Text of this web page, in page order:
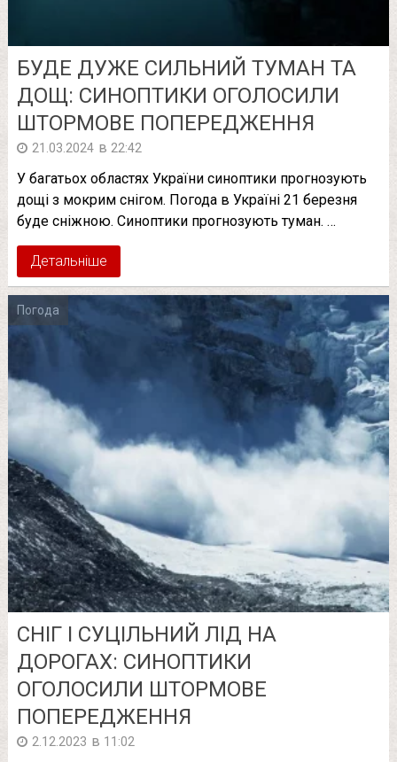
БУДЕ ДУЖЕ СИЛЬНИЙ ТУМАН ТА
ДОЩ: СИНОПТИКИ ОГОЛОСИЛИ
ШТОРМОВЕ ПОПЕРЕДЖЕННЯ
21.03.2024 в 22:42
У багатьох областях України синоптики прогнозують
дощі з мокрим снігом. Погода в Україні 21 березня
буде сніжною. Синоптики прогнозують туман. …
Детальніше
Погода
СНІГ І СУЦІЛЬНИЙ ЛІД НА
ДОРОГАХ: СИНОПТИКИ
ОГОЛОСИЛИ ШТОРМОВЕ
ПОПЕРЕДЖЕННЯ
2.12.2023 в 11:02